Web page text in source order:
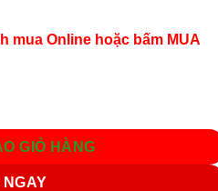
mua Online hoặc bấm MUA
GIỎ HÀNG
NGAY